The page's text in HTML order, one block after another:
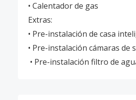
• Calentador de gas
Extras:
• Pre-instalación de casa
• Pre-instalación cámaras de
• Pre-instalación filtro de